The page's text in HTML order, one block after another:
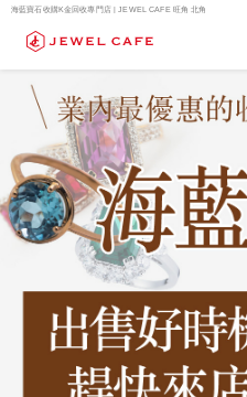
海藍寶石收購K金回收專門店 | JEWEL CAFE 旺角 北角